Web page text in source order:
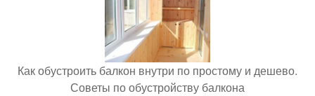
Как обустроить балкон внутри по простому и дешево.
Советы по обустройству балкона